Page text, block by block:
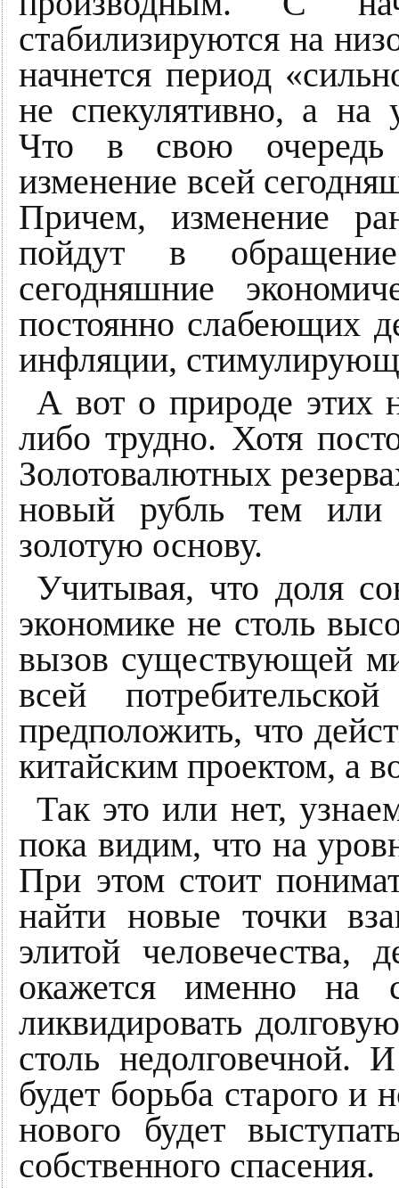
стабилизируются на
начнется период
не спекулятивно, а на
Что в свою очередь
изменение всей
Причем, изменение
пойдут в
сегодняшние
постоянно слабеющих
инфляции,
А вот о природе этих
либо трудно. Хотя
Золотовалютных
новый рубль тем или
золотую основу.
Учитывая, что доля
экономике не столь
вызов существующей
всей
предположить, что
китайским проектом, а
Так это или нет,
пока видим, что на
При этом стоит
найти новые точки
элитой человечества,
окажется именно на
ликвидировать
столь недолговечной.
будет борьба старого и
нового будет
собственного спасения.